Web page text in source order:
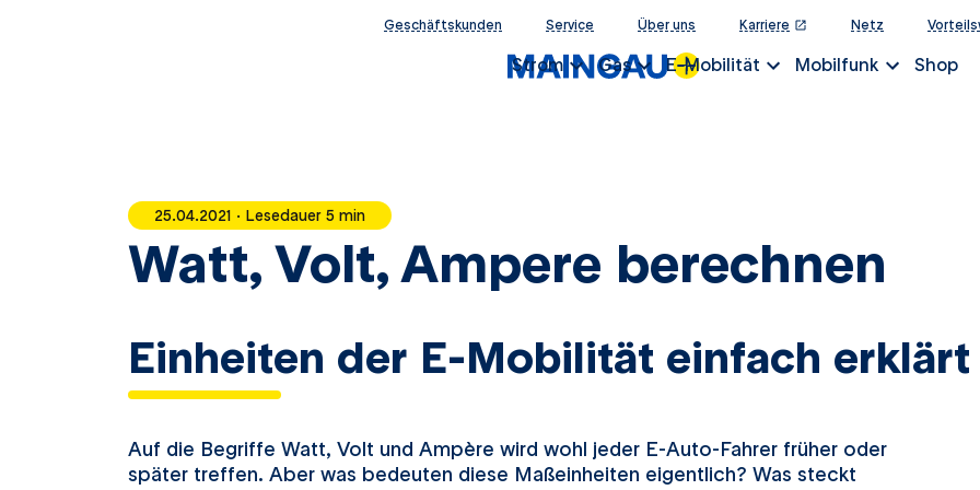
Geschäftskunden Service Über uns Karriere
öffnet in einem neuen Tab
Netz
Strom Gas E-Mobilität Mobilfunk Shop
25.04.2021 · Lesedauer 5 min
Watt, Volt, Ampere berechnen
Einheiten der E-Mobilität einfach erklärt
Auf die Begriffe Watt, Volt und Ampère wird wohl jeder E-Auto-Fahrer früher oder
später treffen. Aber was bedeuten diese Maßeinheiten eigentlich? Was steckt